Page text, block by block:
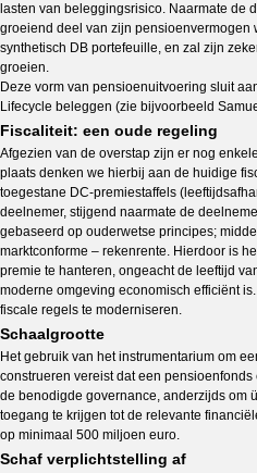
lasten van beleggingsrisico. Naarmate de
groeiend deel van zijn pensioenvermogen
synthetisch DB portefeuille, en zal zijn
groeien.
Deze vorm van pensioenuitvoering sluit
Lifecycle beleggen (zie bijvoorbeeld
Fiscaliteit: een oude regeling
Afgezien van de overstap zijn er nog
plaats denken we hierbij aan de huidige
toegestane DC-premiestaffels
deelnemer, stijgend naarmate de
gebaseerd op ouderwetse principes;
marktconforme – rekenrente. Hierdoor is
premie te hanteren, ongeacht de leeftijd
moderne omgeving economisch efficiënt
fiscale regels te moderniseren.
Schaalgrootte
Het gebruik van het instrumentarium om
construeren vereist dat een
de benodigde governance, anderzijds om
toegang te krijgen tot de relevante
op minimaal 500 miljoen euro.
Schaf verplichtstelling af